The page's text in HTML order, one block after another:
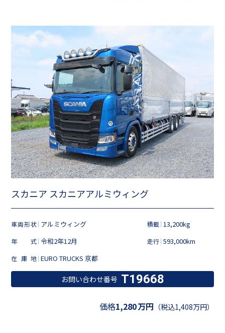
スカニア スカニアアルミウィング
車両形状 アルミウィング 積載 13,200kg
年式 令和2年12月 走行 593,000km
在庫地 EURO TRUCKS 京都
お問い合わせ番号 T19668
価格1,280万円 （税込1,408万円）